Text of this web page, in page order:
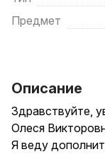
Предмет
Описание
Здравствуйте,
Олеся
Я веду